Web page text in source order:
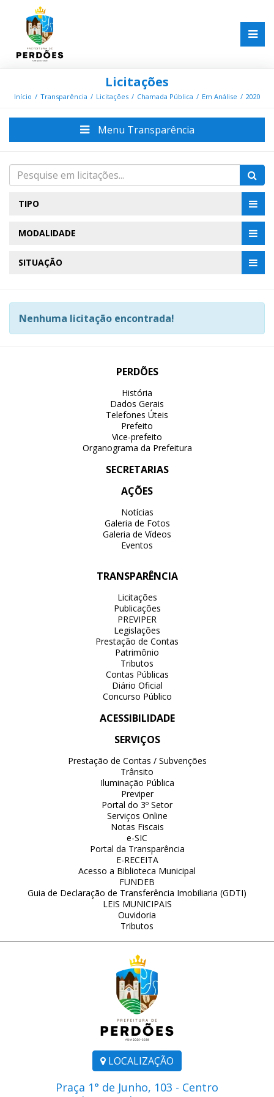
Licitações
Início Transparência Licitações Chamada Pública Em Análise 2020
Menu Transparência
TIPO
MODALIDADE
SITUAÇÃO
Nenhuma licitação encontrada!
LOCALIZAÇÃO
Praça 1° de Junho, 103 - Centro
PERDÕES
História
Dados Gerais
Telefones Úteis
Prefeito
Vice-prefeito
Organograma da Prefeitura
SECRETARIAS
AÇÕES
Notícias
Galeria de Fotos
Galeria de Vídeos
Eventos
TRANSPARÊNCIA
Licitações
Publicações
PREVIPER
Legislações
Prestação de Contas
Patrimônio
Tributos
Contas Públicas
Diário Oficial
Concurso Público
ACESSIBILIDADE
SERVIÇOS
Prestação de Contas / Subvenções
Trânsito
Iluminação Pública
Previper
Portal do 3º Setor
Serviços Online
Notas Fiscais
e-SIC
Portal da Transparência
E-RECEITA
Acesso a Biblioteca Municipal
FUNDEB
Guia de Declaração de Transferência Imobiliaria (GDTI)
LEIS MUNICIPAIS
Ouvidoria
Tributos